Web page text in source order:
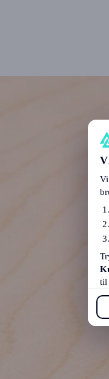
til